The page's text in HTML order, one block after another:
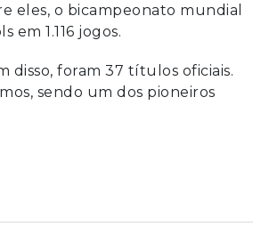
eles, o bicampeonato mundial
em 1.116 jogos.
disso, foram 37 títulos oficiais.
sendo um dos pioneiros